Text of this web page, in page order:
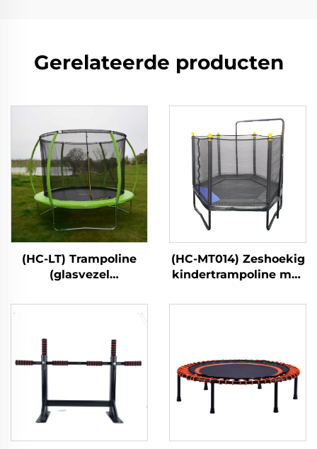
Gerelateerde producten
(HC-LT) Trampoline
(glasvezel
(HC-MT014) Zeshoekig
kindertrampoline met